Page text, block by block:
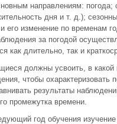
направлениям: погода;
дня и т. д.);
его изменение по временам
за погодой
как длительно, так и
должны усвоить, в какой
чтобы охарактеризовать
результаты
промежутка времени.
год обучения